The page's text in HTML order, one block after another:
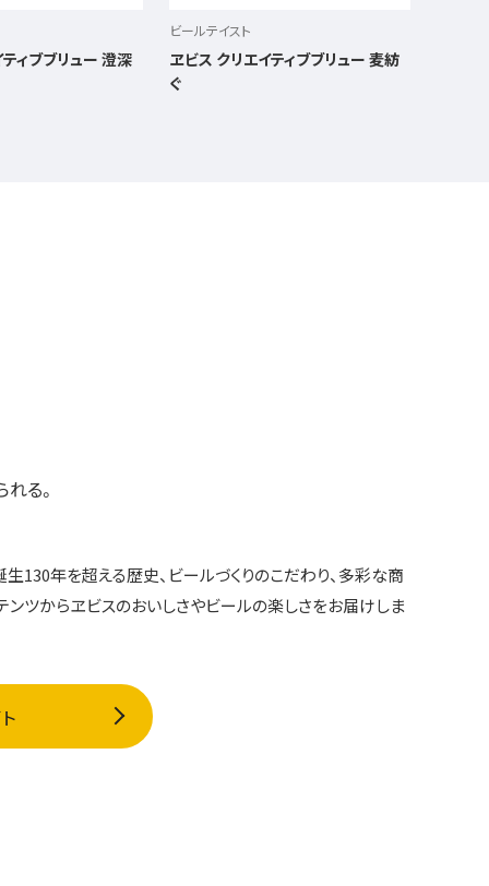
ィブブリュー 澄深
ビールテイスト
ヱビス クリエイティブブリュー 麦紡
ぐ
る。
生130年を超える歴史、ビールづくりのこだわり、多彩な商
ンツからヱビスのおいしさやビールの楽しさをお届けしま